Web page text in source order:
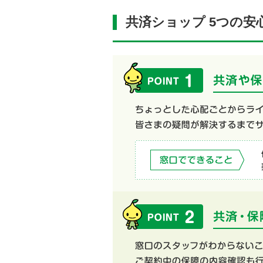
共済ショップ 5つの安